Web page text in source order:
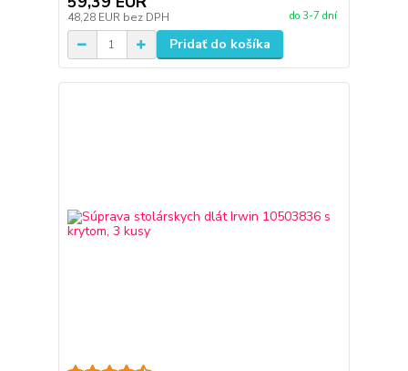
48,28 EUR bez DPH do 3-7 dní
Pridať do košíka